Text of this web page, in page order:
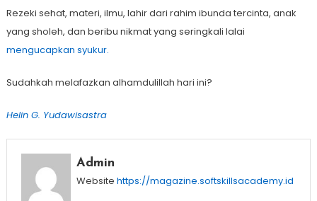
Rezeki sehat, materi, ilmu, lahir dari rahim ibunda tercinta, anak
yang sholeh, dan beribu nikmat yang seringkali lalai
mengucapkan syukur.
Sudahkah melafazkan alhamdulillah hari ini?
Helin G. Yudawisastra
Admin
Website https://magazine.softskillsacademy.id